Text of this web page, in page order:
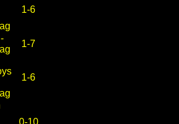
1-6
-
1-7
1-6
0-10